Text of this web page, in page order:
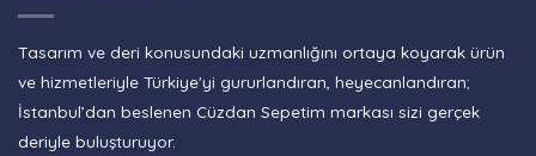
Tasarım ve deri konusundaki uzmanlığını ortaya koyarak ürün
ve hizmetleriyle Türkiye'yi gururlandıran, heyecanlandıran;
İstanbul’dan beslenen Cüzdan Sepetim markası sizi gerçek
deriyle buluşturuyor.